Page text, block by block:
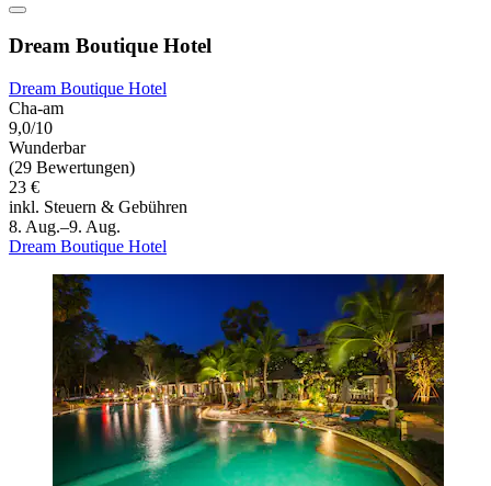
Dream Boutique Hotel
Dream Boutique Hotel
Cha-am
9,0/10
Wunderbar
(29 Bewertungen)
23 €
inkl. Steuern & Gebühren
8. Aug.–9. Aug.
Dream Boutique Hotel